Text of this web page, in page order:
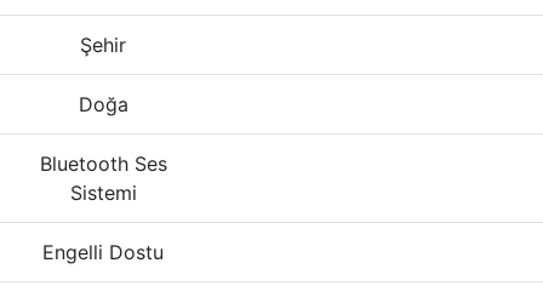
Şehir
Doğa
Bluetooth Ses
Sistemi
Engelli Dostu